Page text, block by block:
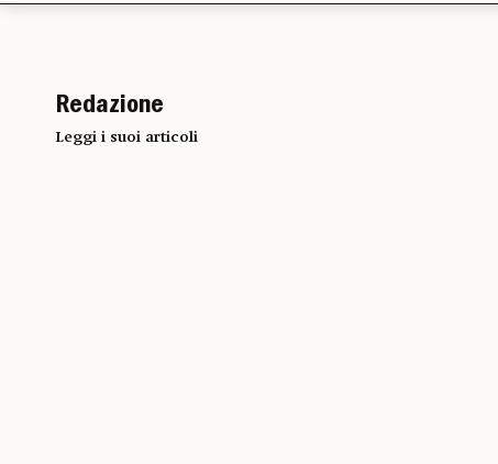
Redazione
Leggi i suoi articoli